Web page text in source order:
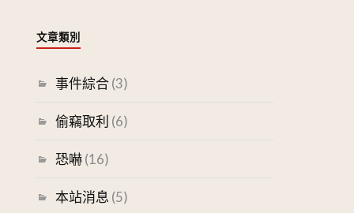
文章類別
事件綜合(3)
偷竊取利 (6)
恐嚇(16)
本站消息 (5)